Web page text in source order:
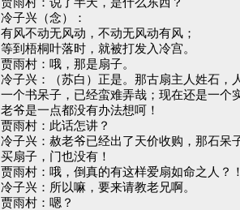
冷子兴（念）：
有风不动无风动，不动无风动有风；
等到梧桐叶落时，就被打发入冷宫。
贾雨村：哦，那是扇子。
冷子兴：（苏白）正是。那古扇主人姓石，
一个书呆子，已经蛮难弄哉；现在还是一个
老爷是一点都没有办法想呵！
贾雨村：此话怎讲？
冷子兴：赦老爷已经出了天价收购，那石呆
买扇子，门也没有！
贾雨村：哦，倒真的有这样爱扇如命之人？
冷子兴：所以嘛，要来请教老兄啊。
贾雨村：嗯？